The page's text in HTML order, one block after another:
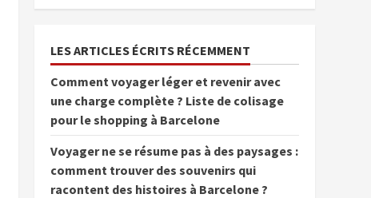
LES ARTICLES ÉCRITS RÉCEMMENT
Comment voyager léger et revenir avec
une charge complète ? Liste de colisage
pour le shopping à Barcelone
Voyager ne se résume pas à des paysages :
comment trouver des souvenirs qui
racontent des histoires à Barcelone ?